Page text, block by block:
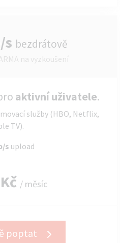
s bezdrátově
na vyzkoušení
aktivní uživatele.
služby (HBO, Netflix,
TV).
s upload
Kč / měsíc
poptat